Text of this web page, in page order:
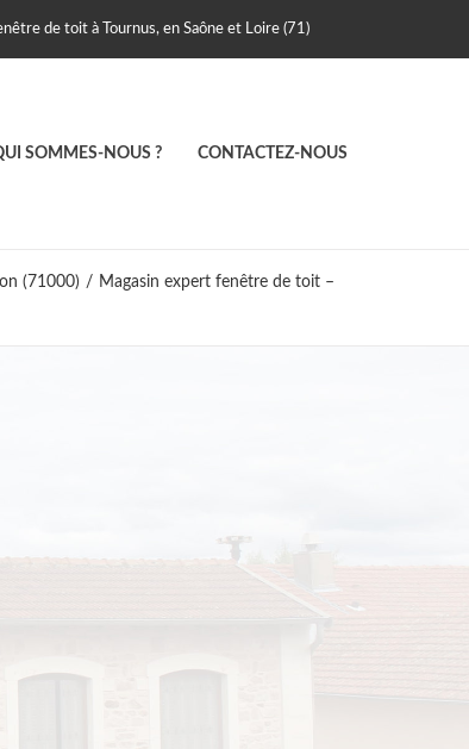
de toit à Tournus, en Saône et Loire (71)
SOMMES-NOUS ? CONTACTEZ-NOUS
(71000) / Magasin expert fenêtre de toit –